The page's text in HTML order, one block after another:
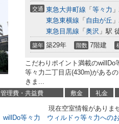
交通 東急大井町線 「 等々力
東急東横線 「 自由が丘
東急目黒線 「 奥沢 」駅
築年 築29年 階数 7階建
こだわりポイント満載の
等々力二丁目店(430m)がある
きま...
管理費・共益費 敷金 礼金
現在空室情報がありま
willDo等々力 ウィルドゥ等々力への